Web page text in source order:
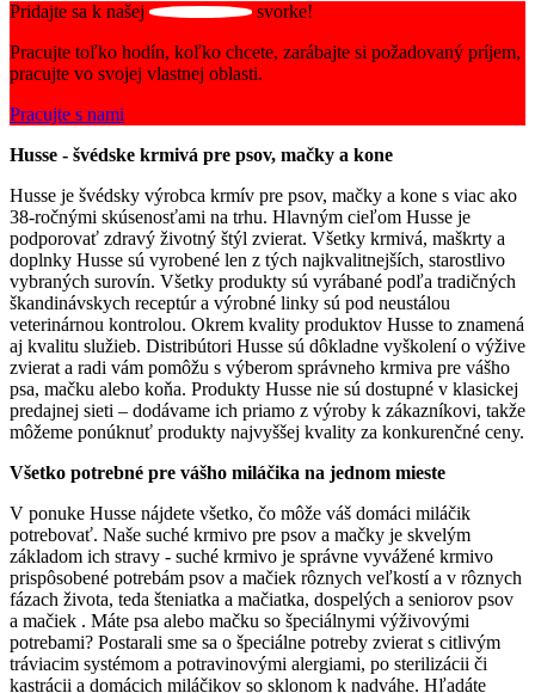
Pridajte sa k našej
svorke!
Pracujte toľko hodín, koľko chcete, zarábajte si požadovaný príjem,
pracujte vo svojej vlastnej oblasti.
Pracujte s nami
Husse - švédske krmivá pre psov, mačky a kone
Husse je švédsky výrobca krmív pre psov, mačky a kone s viac ako
38-ročnými skúsenosťami na trhu. Hlavným cieľom Husse je
podporovať zdravý životný štýl zvierat. Všetky krmivá, maškrty a
doplnky Husse sú vyrobené len z tých najkvalitnejších, starostlivo
vybraných surovín. Všetky produkty sú vyrábané podľa tradičných
škandinávskych receptúr a výrobné linky sú pod neustálou
veterinárnou kontrolou. Okrem kvality produktov Husse to znamená
aj kvalitu služieb. Distribútori Husse sú dôkladne vyškolení o výžive
zvierat a radi vám pomôžu s výberom správneho krmiva pre vášho
psa, mačku alebo koňa. Produkty Husse nie sú dostupné v klasickej
predajnej sieti – dodávame ich priamo z výroby k zákazníkovi, takže
môžeme ponúknuť produkty najvyššej kvality za konkurenčné ceny.
Všetko potrebné pre vášho miláčika na jednom mieste
V ponuke Husse nájdete všetko, čo môže váš domáci miláčik
potrebovať. Naše suché krmivo pre psov a mačky je skvelým
základom ich stravy - suché krmivo je správne vyvážené krmivo
prispôsobené potrebám psov a mačiek rôznych veľkostí a v rôznych
fázach života, teda šteniatka a mačiatka, dospelých a seniorov psov
a mačiek . Máte psa alebo mačku so špeciálnymi výživovými
potrebami? Postarali sme sa o špeciálne potreby zvierat s citlivým
tráviacim systémom a potravinovými alergiami, po sterilizácii či
kastrácii a domácich miláčikov so sklonom k nadváhe. Hľadáte